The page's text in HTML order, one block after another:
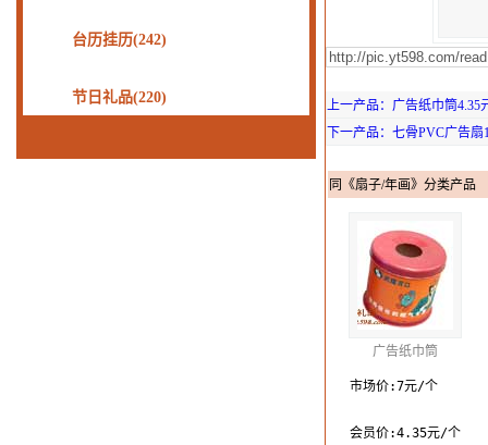
上一产品：广告纸巾筒4.35
下一产品：七骨PVC广告扇
同《扇子/年画》分类产品
广告纸巾筒
市场价:7元/个
会员价:4.35元/个
台历挂历(242)
节日礼品(220)